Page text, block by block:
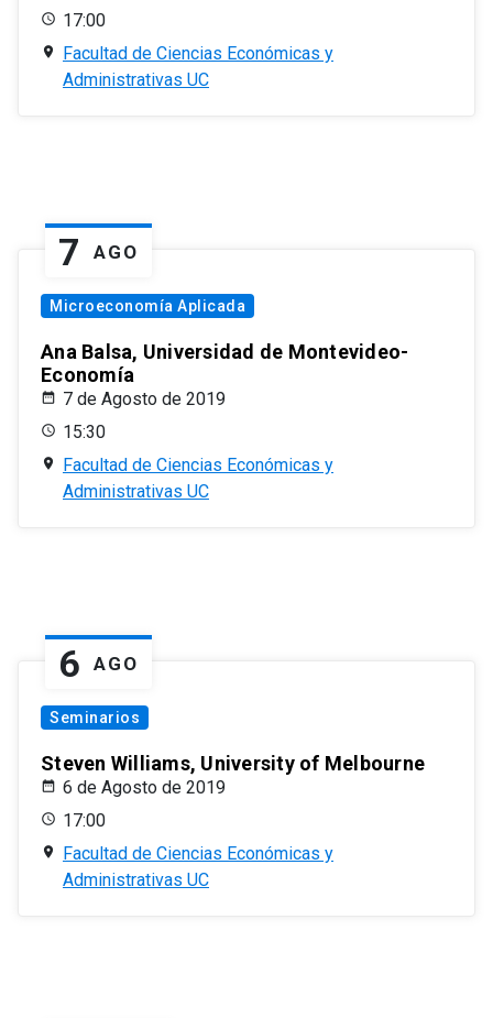
17:00
Facultad de Ciencias Económicas y
Administrativas UC
7 AGO
Microeconomía Aplicada
Ana Balsa, Universidad de Montevideo-
Economía
7 de Agosto de 2019
15:30
Facultad de Ciencias Económicas y
Administrativas UC
6 AGO
Seminarios
Steven Williams, University of Melbourne
6 de Agosto de 2019
17:00
Facultad de Ciencias Económicas y
Administrativas UC